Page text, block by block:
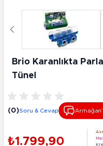
Brio Karanlıkta
Tünel
(0)Soru & Cevap
₺1.799,90